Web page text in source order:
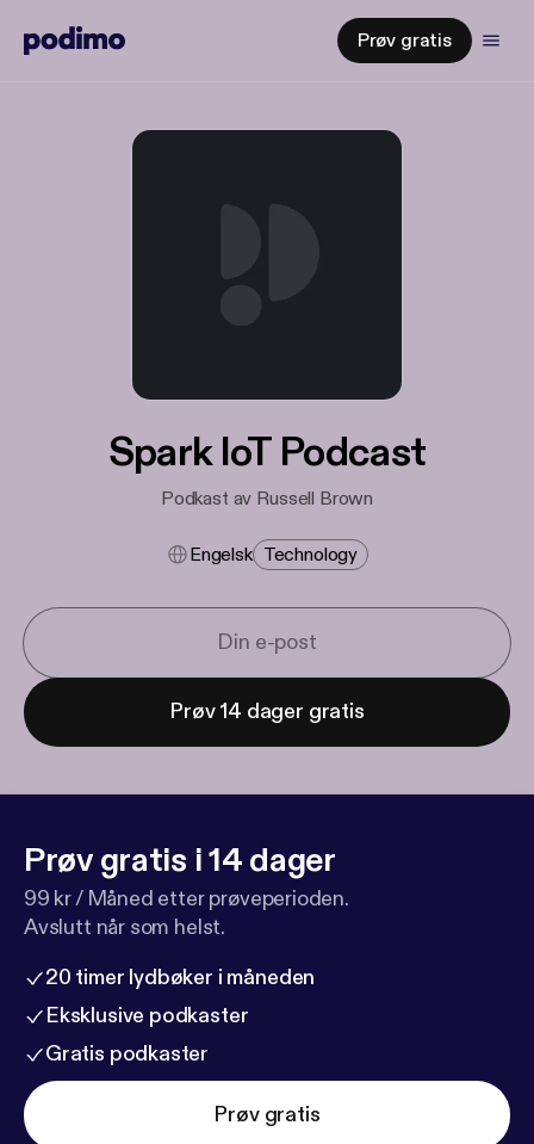
Prøv gratis
Spark IoT Podcast
Podkast av Russell Brown
Engelsk Technology
Prøv 14 dager gratis
Prøv gratis i 14 dager
99 kr / Måned etter prøveperioden.
Avslutt når som helst.
20 timer lydbøker i måneden
Eksklusive podkaster
Gratis podkaster
Prøv gratis